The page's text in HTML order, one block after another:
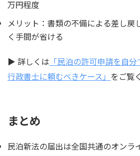
万円程度
メリット：書類の不備による差し戻
く手間が省ける
▶ 詳しくは 「民泊の許可申請を自
行政書士に頼むべきケース」 をご覧
まとめ
民泊新法の届出は全国共通のオンラ